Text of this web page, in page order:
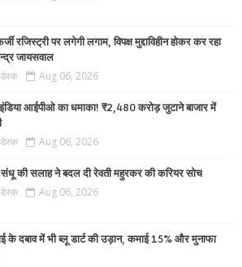
रजिस्ट्री पर लगेगी लगाम, विपक्ष मुद्दाविहीन होकर कर रहा
जायसवाल
डेस्क Aug 06, 2026
आईपीओ का धमाका! ₹2,480 करोड़ जुटाने बाजार में
डेस्क Aug 06, 2026
संधू की सलाह ने बदल दी रेवती महुरकर की करियर सोच
डेस्क Aug 06, 2026
के दबाव में भी ब्लू डार्ट की उड़ान, कमाई 15% और मुनाफा